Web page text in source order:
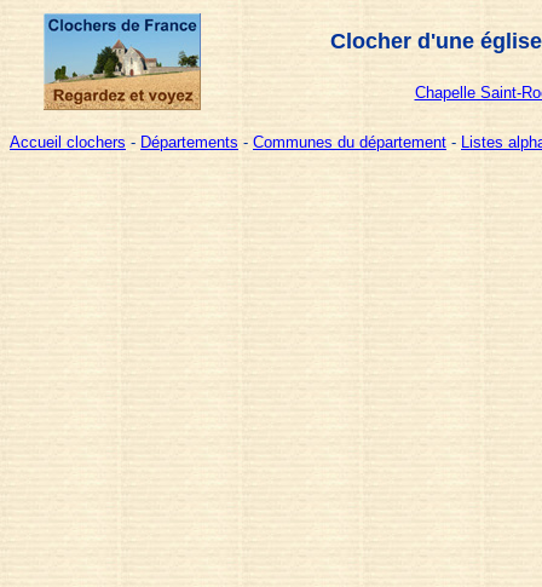
Clocher d'une
Chapelle Saint-
Accueil clochers - Départements - Communes du département - Listes